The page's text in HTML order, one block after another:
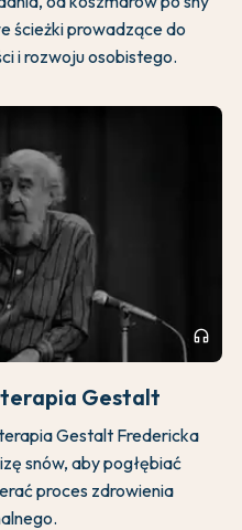
ścieżki prowadzące do
i rozwoju osobistego.
headphones
Gestalt
Gestalt Fredericka
snów, aby pogłębiać
proces zdrowienia